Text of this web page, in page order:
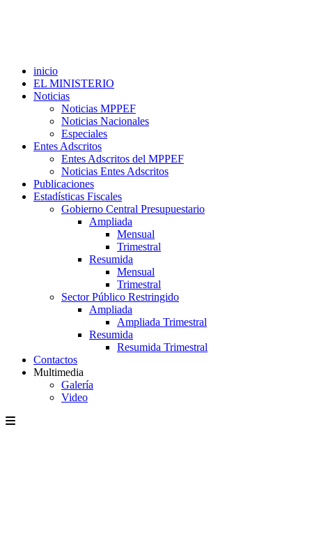
inicio
EL MINISTERIO
Noticias
Noticias MPPEF
Noticias Nacionales
Especiales
Entes Adscritos
Entes Adscritos del MPPEF
Noticias Entes Adscritos
Publicaciones
Estadísticas Fiscales
Gobierno Central Presupuestario
Ampliada
Mensual
Trimestral
Resumida
Mensual
Trimestral
Sector Público Restringido
Ampliada
Ampliada Trimestral
Resumida
Resumida Trimestral
Contactos
Multimedia
Galería
Video